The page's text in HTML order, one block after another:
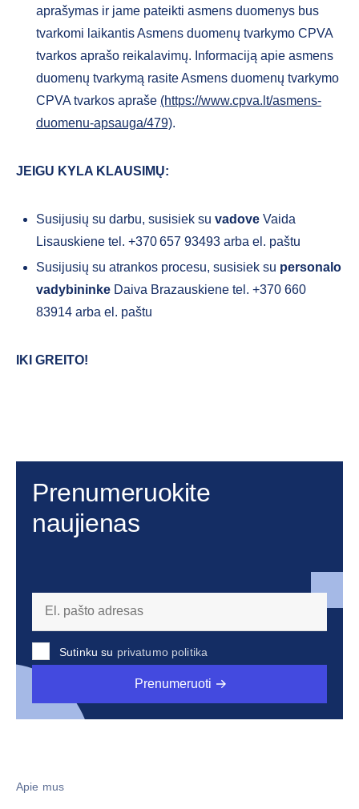
aprašymas ir jame pateikti asmens duomenys bus
tvarkomi laikantis Asmens duomenų tvarkymo CPVA
tvarkos aprašo reikalavimų. Informaciją apie asmens
duomenų tvarkymą rasite Asmens duomenų tvarkymo
CPVA tvarkos apraše (https://www.cpva.lt/asmens-
duomenu-apsauga/479).
JEIGU KYLA KLAUSIMŲ:
Susijusių su darbu, susisiek su vadove Vaida
Lisauskiene tel. +370 657 93493 arba el. paštu
Susijusių su atrankos procesu, susisiek su personalo
vadybininke Daiva Brazauskiene tel. +370 660
83914 arba el. paštu
IKI GREITO!
Prenumeruokite
naujienas
Sutinku su privatumo politika
Prenumeruoti
Apie mus